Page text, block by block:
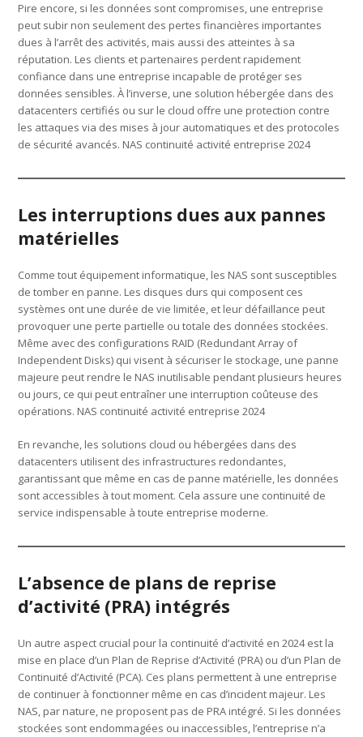
Pire encore, si les données sont compromises, une entreprise
peut subir non seulement des pertes financières importantes
dues à l’arrêt des activités, mais aussi des atteintes à sa
réputation. Les clients et partenaires perdent rapidement
confiance dans une entreprise incapable de protéger ses
données sensibles. À l’inverse, une solution hébergée dans des
datacenters certifiés ou sur le cloud offre une protection contre
les attaques via des mises à jour automatiques et des protocoles
de sécurité avancés. NAS continuité activité entreprise 2024
Les interruptions dues aux pannes
matérielles
Comme tout équipement informatique, les NAS sont susceptibles
de tomber en panne. Les disques durs qui composent ces
systèmes ont une durée de vie limitée, et leur défaillance peut
provoquer une perte partielle ou totale des données stockées.
Même avec des configurations RAID (Redundant Array of
Independent Disks) qui visent à sécuriser le stockage, une panne
majeure peut rendre le NAS inutilisable pendant plusieurs heures
ou jours, ce qui peut entraîner une interruption coûteuse des
opérations. NAS continuité activité entreprise 2024
En revanche, les solutions cloud ou hébergées dans des
datacenters utilisent des infrastructures redondantes,
garantissant que même en cas de panne matérielle, les données
sont accessibles à tout moment. Cela assure une continuité de
service indispensable à toute entreprise moderne.
L’absence de plans de reprise
d’activité (PRA) intégrés
Un autre aspect crucial pour la continuité d’activité en 2024 est la
mise en place d’un Plan de Reprise d’Activité (PRA) ou d’un Plan de
Continuité d’Activité (PCA). Ces plans permettent à une entreprise
de continuer à fonctionner même en cas d’incident majeur. Les
NAS, par nature, ne proposent pas de PRA intégré. Si les données
stockées sont endommagées ou inaccessibles, l’entreprise n’a